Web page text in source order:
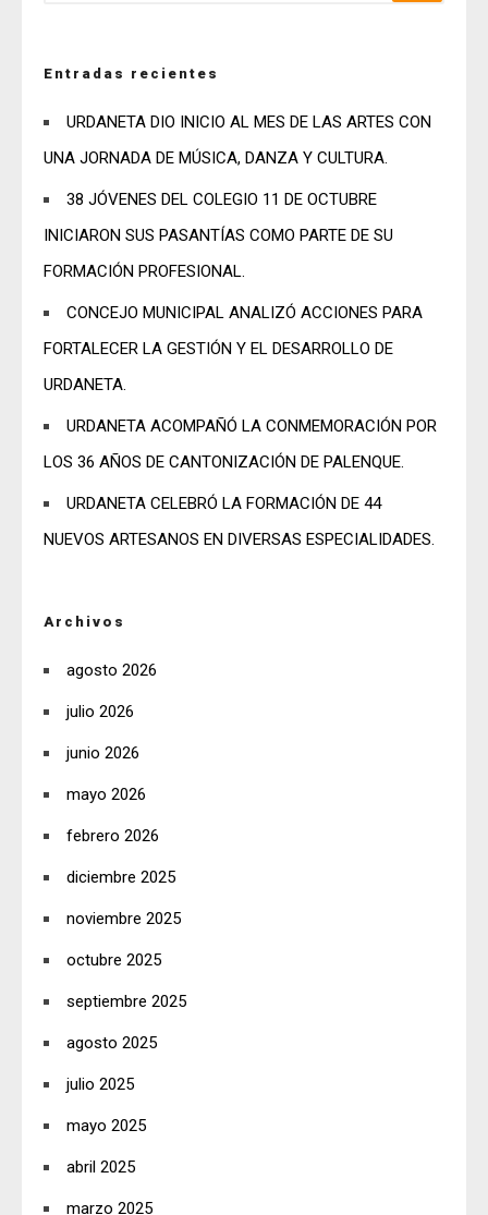
Entradas recientes
URDANETA DIO INICIO AL MES DE LAS ARTES CON
UNA JORNADA DE MÚSICA, DANZA Y CULTURA.
38 JÓVENES DEL COLEGIO 11 DE OCTUBRE
INICIARON SUS PASANTÍAS COMO PARTE DE SU
FORMACIÓN PROFESIONAL.
CONCEJO MUNICIPAL ANALIZÓ ACCIONES PARA
FORTALECER LA GESTIÓN Y EL DESARROLLO DE
URDANETA.
URDANETA ACOMPAÑÓ LA CONMEMORACIÓN POR
LOS 36 AÑOS DE CANTONIZACIÓN DE PALENQUE.
URDANETA CELEBRÓ LA FORMACIÓN DE 44
NUEVOS ARTESANOS EN DIVERSAS ESPECIALIDADES.
Archivos
agosto 2026
julio 2026
junio 2026
mayo 2026
febrero 2026
diciembre 2025
noviembre 2025
octubre 2025
septiembre 2025
agosto 2025
julio 2025
mayo 2025
abril 2025
marzo 2025